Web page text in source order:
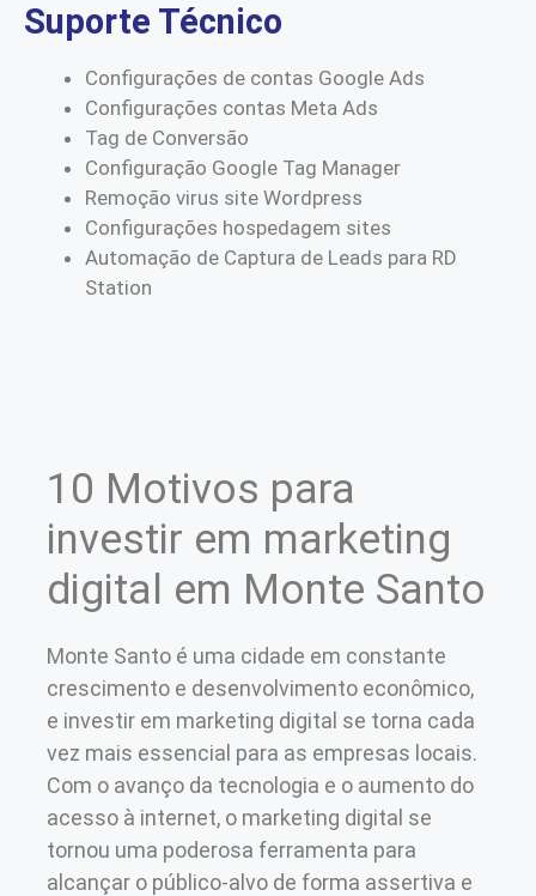
Suporte Técnico
Configurações de contas Google Ads
Configurações contas Meta Ads
Tag de Conversão
Configuração Google Tag Manager
Remoção virus site Wordpress
Configurações hospedagem sites
Automação de Captura de Leads para RD
Station
10 Motivos para
investir em marketing
digital em Monte Santo
Monte Santo é uma cidade em constante
crescimento e desenvolvimento econômico,
e investir em marketing digital se torna cada
vez mais essencial para as empresas locais.
Com o avanço da tecnologia e o aumento do
acesso à internet, o marketing digital se
tornou uma poderosa ferramenta para
alcançar o público-alvo de forma assertiva e